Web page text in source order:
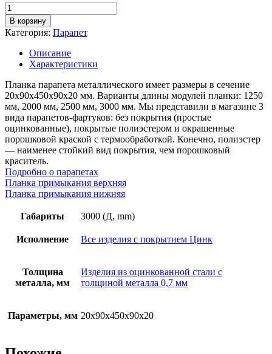
Количество
товара
Парапет
оцинкованный,
длина
толщина
металла
0,7
мм,
цинк
В корзину
Категория: Парапет
Описание
Характеристики
Планка парапета металлического имеет размеры в сечение
20х90х450х90х20 мм. Варианты длины модулей планки: 1250
мм, 2000 мм, 2500 мм, 3000 мм. Мы представили в магазине 3
вида парапетов-фартуков: без покрытия (простые
оцинкованные), покрытые полиэстером и окрашенные
порошковой краской с термообработкой. Конечно, полиэстер
— наименее стойкий вид покрытия, чем порошковый
краситель.
Подробно о парапетах
Планка примыкания верхняя
Планка примыкания нижняя
Габариты 3000 (Д, mm)
Исполнение Все изделия с покрытием Цинк
Толщина
металла, мм
Изделия из оцинкованной стали с
толщиной металла 0,7 мм
Параметры, мм 20х90х450х90х20